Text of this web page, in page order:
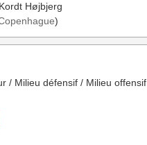
Højbjerg
)
/ Milieu défensif / Milieu offensif